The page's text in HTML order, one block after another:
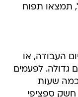
תמצאו תפוח
העבודה, או
גדולה. לפעמים
כמה שעות
ספציפי